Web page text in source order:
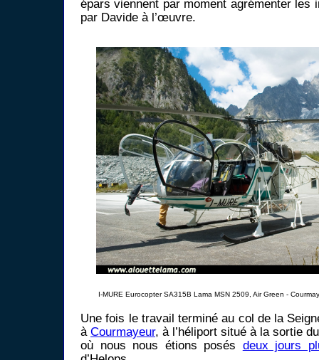
épars viennent par moment agrémenter les
par Davide à l’œuvre.
I-MURE Eurocopter SA315B Lama MSN 2509, Air Green -
Une fois le travail terminé au col de la
à Courmayeur, à l’héliport situé à la sortie
où nous nous étions posés deux jours